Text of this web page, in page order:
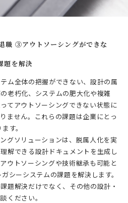
③アウトソーシングができな
題を解決
ム全体の把握ができない、設計の属
老朽化、システムの肥大化や複雑
てアウトソーシングできない状態に
ません。これらの課題は企業にとっ
す。
グソリューションは、脱属人化を実
解できる設計ドキュメントを生成し
ウトソーシングや技術継承も可能と
シーシステムの課題を解決します。
題解決だけでなく、その他の設計・
ください。